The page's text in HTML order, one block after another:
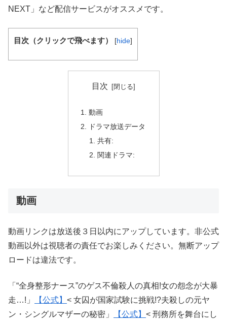
NEXT」など配信サービスがオススメです。
目次（クリックで飛べます） [hide]
目次
動画
ドラマ放送データ
共有:
関連ドラマ:
動画
動画リンクは放送後３日以内にアップしています。非公式
動画以外は視聴者の責任でお楽しみください。無断アップ
ロードは違法です。
「“全身整形ナース”のゲス不倫殺人の真相!女の怨念が大暴
走…!」
【公式】 < 女囚が国家試験に挑戦!?夫殺しの元ヤ
ン・シングルマザーの秘密」
【公式】 < 刑務所を舞台にし